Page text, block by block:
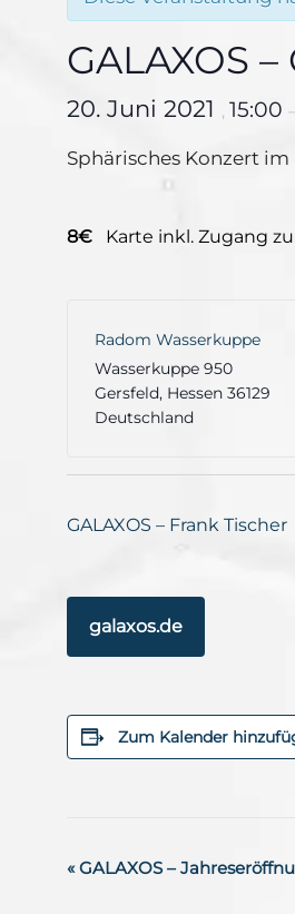
GALAXOS
20. Juni 2021 , 15:00 –
Sphärisches Konzert
8€ Karte inkl. Zugang
Radom Wasserkuppe
Wasserkuppe 950
Gersfeld, Hessen 36129
Deutschland
GALAXOS – Frank Tischer
galaxos.de
Zum Kalender
V
«GALAXOS –